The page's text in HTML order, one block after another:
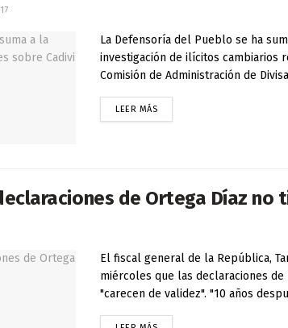
La Defensoría del Pueblo se ha
investigación de ilícitos cambiarios
Comisión de Administración de
LEER MÁS
de Ortega Díaz no
El fiscal general de la República,
miércoles que las declaraciones de
"carecen de validez". "10 años